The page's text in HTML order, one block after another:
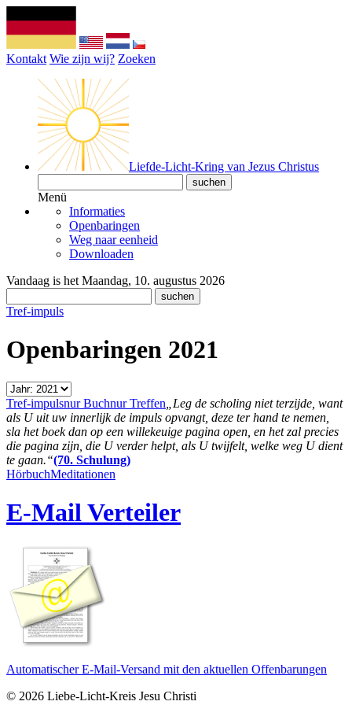
Kontakt Wie zijn wij? Zoeken
Liefde-Licht-Kring van Jezus Christus
Menü
Informaties
Openbaringen
Weg naar eenheid
Downloaden
Vandaag is het Maandag, 10. augustus 2026
Tref-impuls
Openbaringen 2021
Tref-impulsnur Buchnur Treffen „Leg de scholing niet terzijde, want
als U uit uw innerlijk de impuls opvangt, deze ter hand te nemen,
sla het boek dan op een willekeuige pagina open, en het zal precies
die pagina zijn, die U verder helpt, als U twijfelt, welke weg U dient
te gaan.“(70. Schulung)
HörbuchMeditationen
E-Mail Verteiler
Automatischer E-Mail-Versand mit den aktuellen Offenbarungen
© 2026 Liebe-Licht-Kreis Jesu Christi